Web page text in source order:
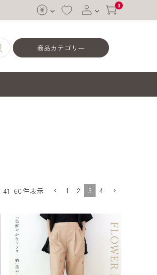
会員登録
0
商品カテゴリー
41 -60件表示 1 2 3 4